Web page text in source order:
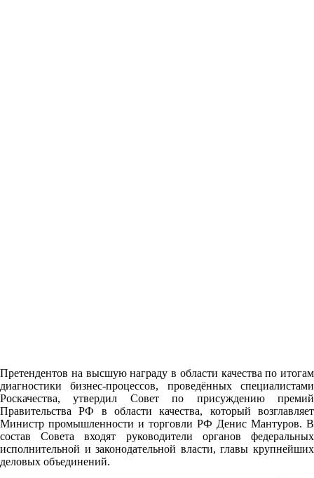
Претендентов на высшую награду в области качества по итогам
диагностики бизнес-процессов, проведённых специалистами
Роскачества, утвердил Совет по присуждению премий
Правительства РФ в области качества, который возглавляет
Министр промышленности и торговли РФ Денис Мантуров. В
состав Совета входят руководители органов федеральных
исполнительной и законодательной власти, главы крупнейших
деловых объединений.